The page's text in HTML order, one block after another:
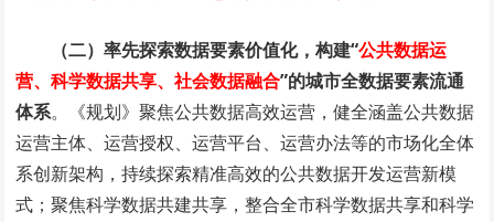
（二）率先探索数据要素价值化，构建“公共数据运
营、科学数据共享、社会数据融合”的城市全数据要素流通
体系。《规划》聚焦公共数据高效运营，健全涵盖公共数据
运营主体、运营授权、运营平台、运营办法等的市场化全体
系创新架构，持续探索精准高效的公共数据开发运营新模
式；聚焦科学数据共建共享，整合全市科学数据共享和科学